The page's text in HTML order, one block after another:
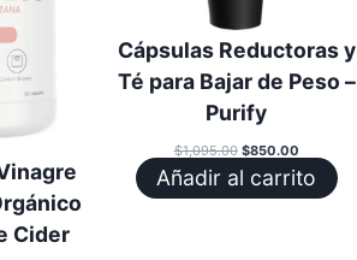
Cider
Cápsulas Reductoras y
Té para Bajar de Peso –
Purify
$1,095.00 El
original
$850.00El
precio
actual
Añadir al carrito